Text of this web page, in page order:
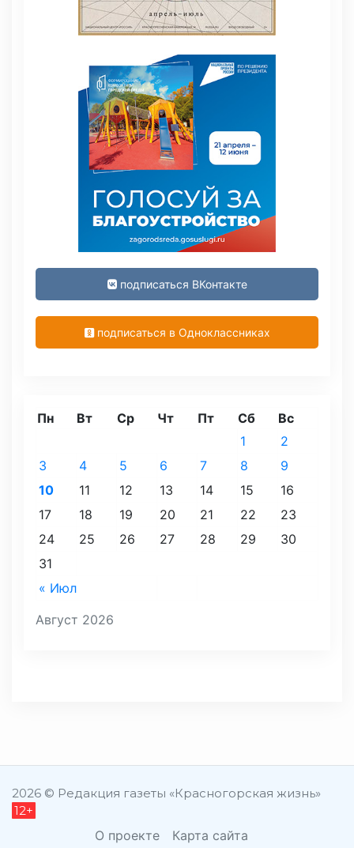
подписаться ВКонтакте
подписаться в Одноклассниках
Август 2026
Пн Вт Ср Чт Пт Сб Вс
« Июл
1
2
3
4 5 6 7 8
9
10
11 12 13 14 15
16
17
18 19 20 21 22
23
24
25 26 27 28 29
30
31
2026 © Редакция газеты «Красногорская жизнь»
12+
О проекте Карта сайта